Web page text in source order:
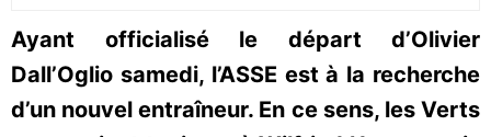
Ayant officialisé le départ d’Olivier
Dall’Oglio samedi, l’ASSE est à la recherche
d’un nouvel entraîneur. En ce sens, les Verts